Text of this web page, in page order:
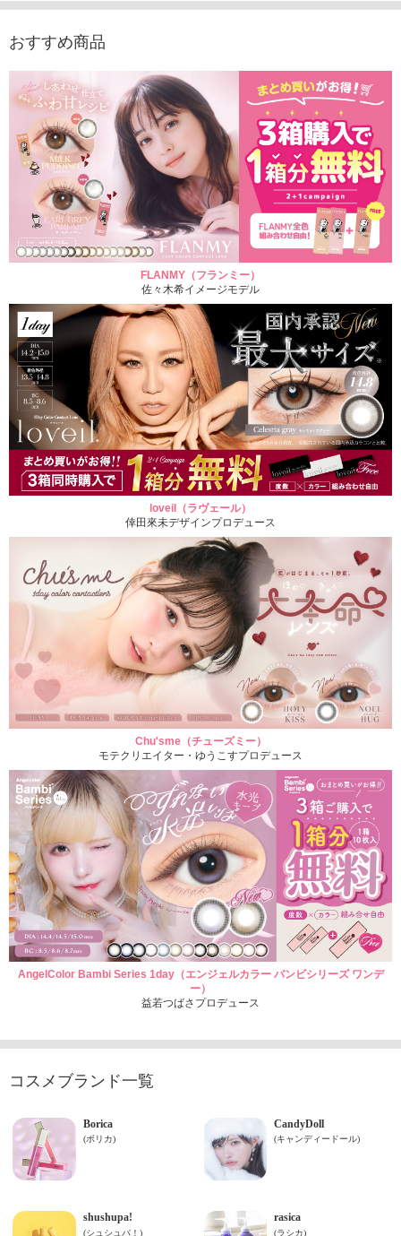
おすすめ商品
FLANMY（フランミー）
佐々木希イメージモデル
loveil（ラヴェール）
倖田來未デザインプロデュース
Chu'sme（チューズミー）
モテクリエイター・ゆうこすプロデュース
AngelColor Bambi Series 1day（エンジェルカラー バンビシリーズ ワンデ
ー）
益若つばさプロデュース
コスメブランド一覧